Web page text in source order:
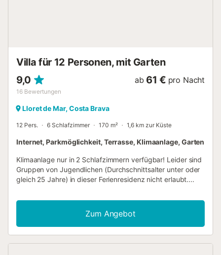
Villa für 12 Personen, mit Garten
9,0
16 Bewertungen
ab 61 € pro Nacht
Lloret de Mar, Costa Brava
12 Pers. 6 Schlafzimmer 170 m² 1,6 km zur Küste
Internet, Parkmöglichkeit, Terrasse, Klimaanlage, Garten
Klimaanlage nur in 2 Schlafzimmern verfügbar! Leider sind
Gruppen von Jugendlichen (Durchschnittsalter unter oder
gleich 25 Jahre) in dieser Ferienresidenz nicht erlaubt....
Zum Angebot